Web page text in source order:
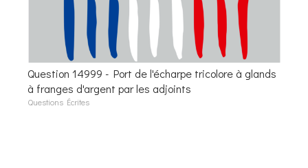
Question 14999 - Port de l'écharpe tricolore à glands
à franges d'argent par les adjoints
Questions Écrites